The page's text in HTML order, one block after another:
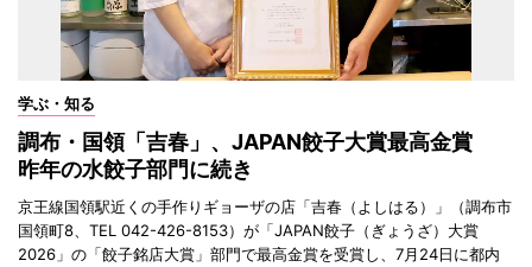
学ぶ・知る
調布・国領「吉春」、JAPAN餃子大賞最高金賞
昨年の水餃子部門に続き
京王線国領駅近くの手作りギョーザの店「吉春（よしはる）」（調布市
国領町8、TEL 042-426-8153）が「JAPAN餃子（ぎょうざ）大賞
2026」の「餃子銘店大賞」部門で最高金賞を受賞し、7月24日に都内